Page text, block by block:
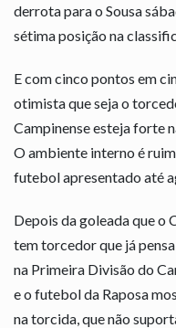
derrota para o Sousa
sétima posição na
E com cinco pontos em
otimista que seja o
Campinense esteja forte
O ambiente interno é
futebol apresentado até
Depois da goleada que o
tem torcedor que já
na Primeira Divisão do
e o futebol da Raposa
na torcida, que não